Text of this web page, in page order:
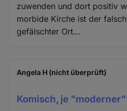
zuwenden und dort positiv
morbide Kirche ist der
gefälschter Ort...
Angela H (nicht überprüft)
Komisch, je